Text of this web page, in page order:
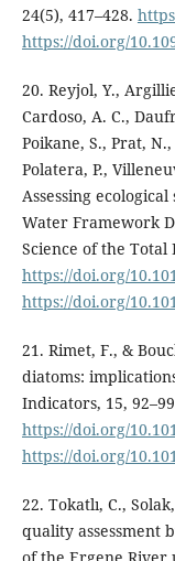
24(5), 417–428.
https://doi.org/
20. Reyjol, Y.,
Cardoso, A. C.,
Poikane, S., Prat,
Polatera, P.,
Assessing
Water Framework
Science of the Total
https://doi.org/
https://doi.org/
21. Rimet, F., &
diatoms:
Indicators, 15,
https://doi.org/
https://doi.org/
22. Tokatlı, C.,
quality assessment
of the Ergene River